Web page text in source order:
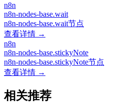
n8n
n8n-nodes-base.wait
n8n-nodes-base.wait节点
查看详情 →
n8n
n8n-nodes-base.stickyNote
n8n-nodes-base.stickyNote节点
查看详情 →
相关推荐